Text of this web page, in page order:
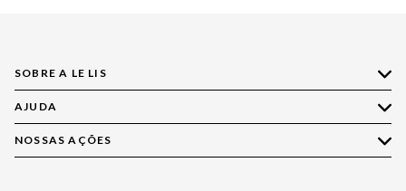
SOBRE A LE LIS
Quem Somos
Nossas Lojas
AJUDA
Compre pelo WhatsApp
NOSSAS AÇÕES